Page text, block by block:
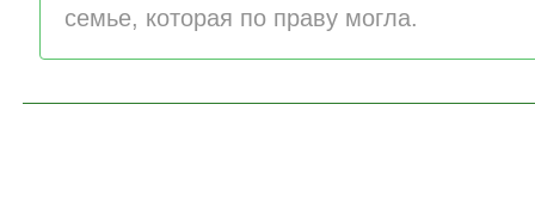
семье, которая по праву могла.